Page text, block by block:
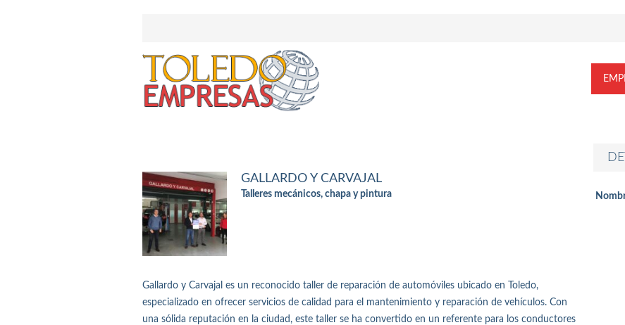
GALLARDO Y CARVAJAL
Talleres mecánicos, chapa y pintura
Gallardo y Carvajal es un reconocido taller de reparación de automóviles ubicado en Toledo,
especializado en ofrecer servicios de calidad para el mantenimiento y reparación de vehículos. Con
una sólida reputación en la ciudad, este taller se ha convertido en un referente para los conductores